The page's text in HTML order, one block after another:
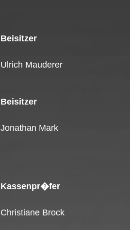
Beisitzer
Ulrich Mauderer
Beisitzer
Jonathan Mark
Kassenpr�fer
Christiane Brock